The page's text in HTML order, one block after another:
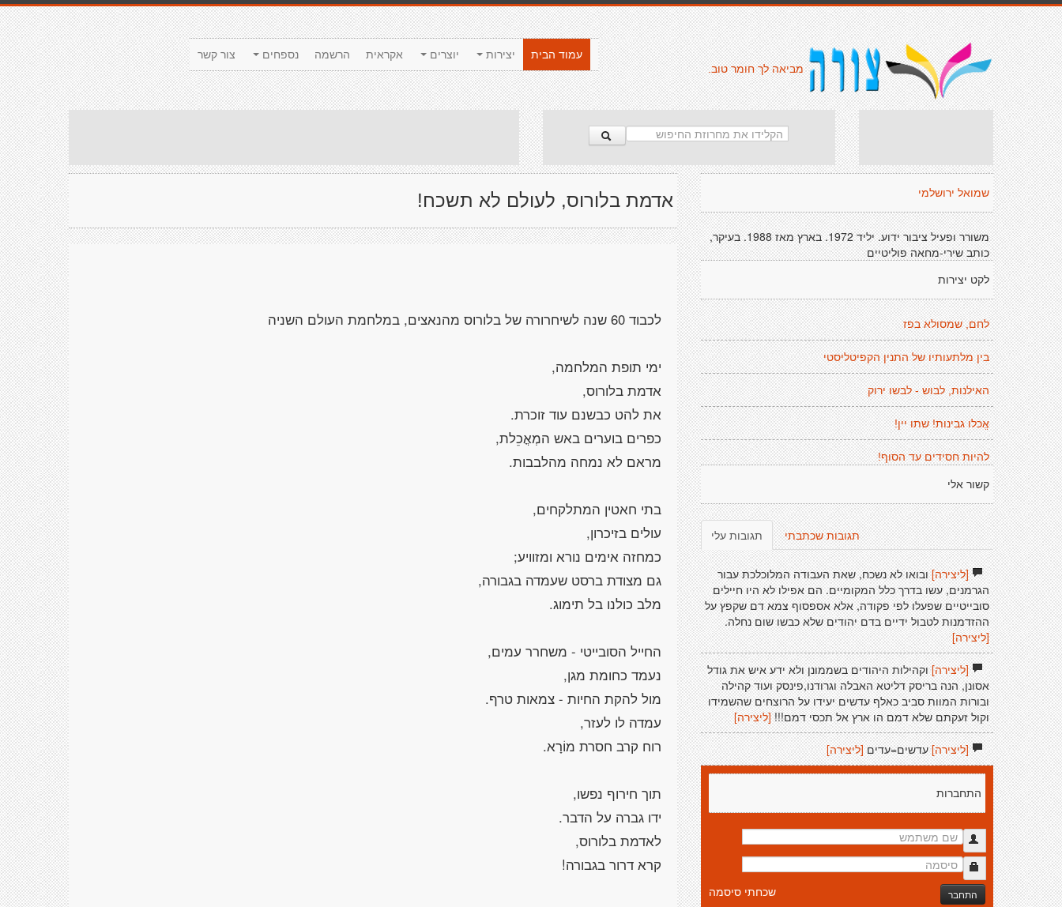
צור קשר נספחים הרשמה אקראית יוצרים יצירות
עמוד הבית
מביאה לך חומר טוב.
אדמת בלורוס, לעולם לא תשכח!
לכבוד 60 שנה לשיחרורה של בלורוס מהנאצים, במלחמת העולם השניה
ימי תופת המלחמה,
אדמת בלורוס,
את להט כבשנם עוד זוכרת.
כפרים בוערים באש המְאֳכֵלת,
מראם לא נמחה מהלבבות.
בתי חאטין המתלקחים,
עולים בזיכרון,
כמחזה אימים נורא ומזוויע;
גם מצודת ברסט שעמדה בגבורה,
מלב כולנו בל תימוג.
החייל הסובייטי - משחרר עמים,
נעמד כחומת מגן,
מול להקת החיות - צמאות טרף.
עמדה לו לעזר,
רוח קרב חסרת מוֹרָא.
תוך חירוף נפשו,
ידו גברה על הדבר.
לאדמת בלורוס,
קרא דרור בגבורה!
שמואל ירושלמי
משורר ופעיל ציבור ידוע. יליד 1972. בארץ מאז 1988. בעיקר,
כותב שירי-מחאה פוליטיים
לקט יצירות
לחם, שמסולא בפז
בין מלתעותיו של התנין הקפיטליסטי
האילנות, לבוש - לבשו ירוק
אֱכלו גבינות! שתו יין!
להיות חסידים עד הסוף!
קשור אלי
תגובות עלי תגובות שכתבתי
[ליצירה]ובואו לא נשכח, שאת העבודה המלוכלכת עבור
הגרמנים, עשו בדרך כלל המקומיים. הם אפילו לא היו חיילים
סובייטיים שפעלו לפי פקודה, אלא אספסוף צמא דם שקפץ על
ההזדמנות לטבול ידיים בדם יהודים שלא כבשו שום נחלה.
[ליצירה]
[ליצירה]וקהילות היהודים בשממונן ולא ידע איש את גודל
אסונן, הנה בריסק דליטא האבלה וגרודנו,פינסק ועוד קהילה
ובורות המוות סביב כאלף עדשים יעידו על הרוצחים שהשמידו
וקול זעקתם שלא דמם הו ארץ אל תכסי דמם!!![ליצירה]
[ליצירה]עדשים=עדים [ליצירה]
התחברות
התחבר שכחתי סיסמה